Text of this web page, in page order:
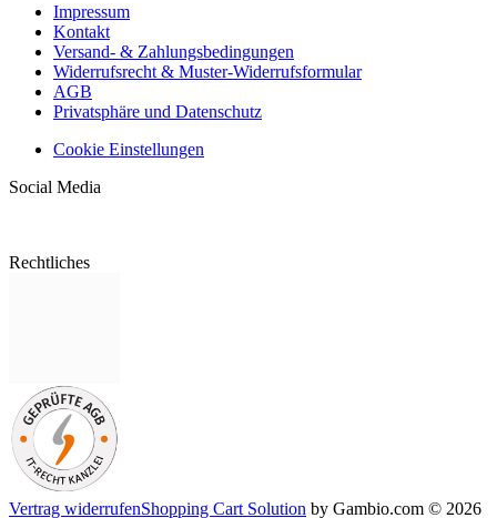
Impressum
Kontakt
Versand- & Zahlungsbedingungen
Widerrufsrecht & Muster-Widerrufsformular
AGB
Privatsphäre und Datenschutz
Cookie Einstellungen
Social Media
Rechtliches
Vertrag widerrufenShopping Cart Solution by Gambio.com © 2026